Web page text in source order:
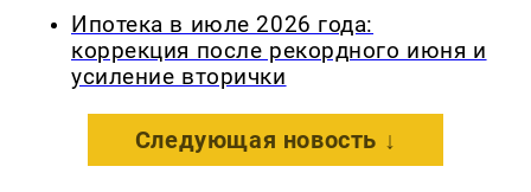
Ипотека в июле 2026 года:
коррекция после рекордного июня и
усиление вторички
Следующая новость ↓